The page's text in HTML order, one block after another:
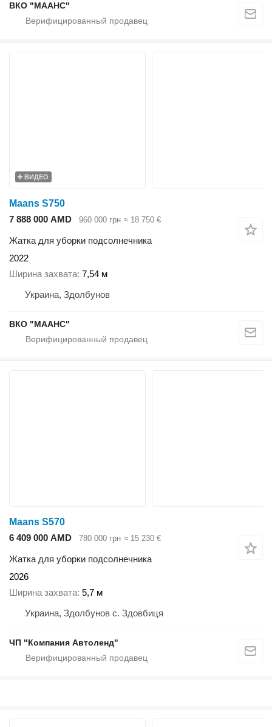
ВКО "МААНС"
ВИДЕО
Maans S750
7 888 000 AMD
960 000 грн ≈ 18 750 €
Жатка для уборки подсолнечника
2022
Ширина захвата 7,54 м
Украина, Здолбунов
ВКО "МААНС"
Maans S570
6 409 000 AMD
780 000 грн ≈ 15 230 €
Жатка для уборки подсолнечника
2026
Ширина захвата 5,7 м
Украина, Здолбунов с. Здовбиця
ЧП "Компания Автоленд"